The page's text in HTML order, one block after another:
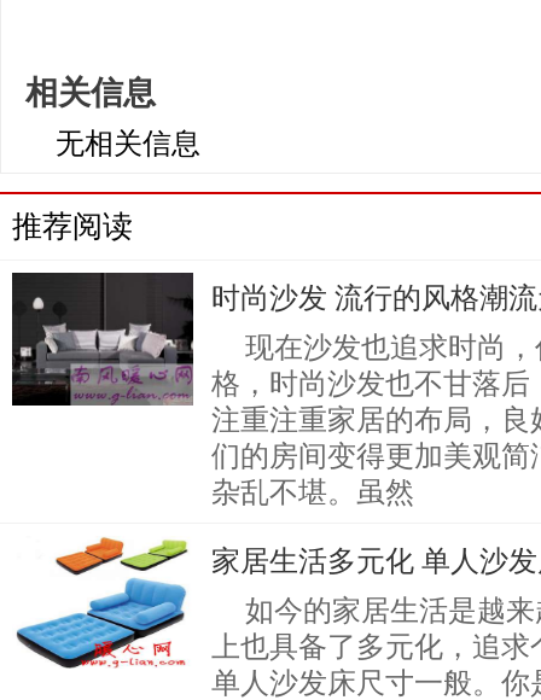
相关信息
无相关信息
推荐阅读
时尚沙发 流行的风格潮
现在沙发也追求时尚
格，时尚沙发也不甘落
注重注重家居的布局，
们的房间变得更加美观
杂乱不堪。虽然
家居生活多元化 单人沙
如今的家居生活是越
上也具备了多元化，追
单人沙发床尺寸一般。